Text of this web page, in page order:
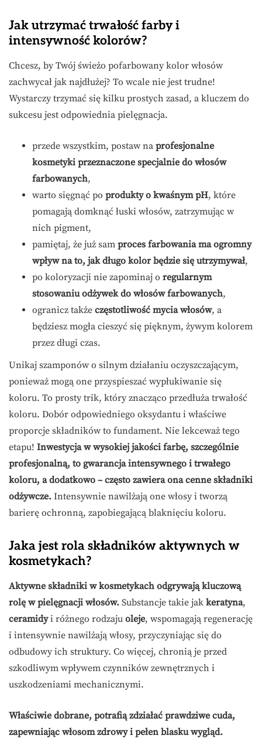
Jak utrzymać trwałość farby i
intensywność kolorów?
Chcesz, by Twój świeżo pofarbowany kolor włosów
zachwycał jak najdłużej? To wcale nie jest trudne!
Wystarczy trzymać się kilku prostych zasad, a kluczem do
sukcesu jest odpowiednia pielęgnacja.
przede wszystkim, postaw na profesjonalne
kosmetyki przeznaczone specjalnie do włosów
farbowanych,
warto sięgnąć po produkty o kwaśnym pH, które
pomagają domknąć łuski włosów, zatrzymując w
nich pigment,
pamiętaj, że już sam proces farbowania ma ogromny
wpływ na to, jak długo kolor będzie się utrzymywał,
po koloryzacji nie zapominaj o regularnym
stosowaniu odżywek do włosów farbowanych,
ogranicz także częstotliwość mycia włosów, a
będziesz mogła cieszyć się pięknym, żywym kolorem
przez długi czas.
Unikaj szamponów o silnym działaniu oczyszczającym,
ponieważ mogą one przyspieszać wypłukiwanie się
koloru. To prosty trik, który znacząco przedłuża trwałość
koloru. Dobór odpowiedniego oksydantu i właściwe
proporcje składników to fundament. Nie lekceważ tego
etapu! Inwestycja w wysokiej jakości farbę, szczególnie
profesjonalną, to gwarancja intensywnego i trwałego
koloru, a dodatkowo – często zawiera ona cenne składniki
odżywcze. Intensywnie nawilżają one włosy i tworzą
barierę ochronną, zapobiegającą blaknięciu koloru.
Jaka jest rola składników aktywnych w
kosmetykach?
Aktywne składniki w kosmetykach odgrywają kluczową
rolę w pielęgnacji włosów. Substancje takie jak keratyna,
ceramidyi różnego rodzaju oleje, wspomagają regenerację
i intensywnie nawilżają włosy, przyczyniając się do
odbudowy ich struktury. Co więcej, chronią je przed
szkodliwym wpływem czynników zewnętrznych i
uszkodzeniami mechanicznymi.
Właściwie dobrane, potrafią zdziałać prawdziwe cuda,
zapewniając włosom zdrowy i pełen blasku wygląd.